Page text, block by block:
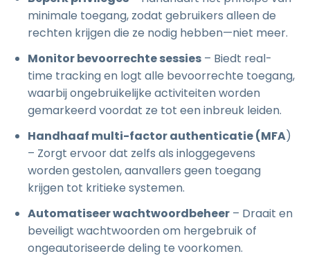
minimale toegang, zodat gebruikers alleen de
rechten krijgen die ze nodig hebben—niet meer.
Monitor bevoorrechte sessies – Biedt real-
time tracking en logt alle bevoorrechte toegang,
waarbij ongebruikelijke activiteiten worden
gemarkeerd voordat ze tot een inbreuk leiden.
Handhaaf multi-factor authenticatie (MFA)
– Zorgt ervoor dat zelfs als inloggegevens
worden gestolen, aanvallers geen toegang
krijgen tot kritieke systemen.
Automatiseer wachtwoordbeheer – Draait en
beveiligt wachtwoorden om hergebruik of
ongeautoriseerde deling te voorkomen.